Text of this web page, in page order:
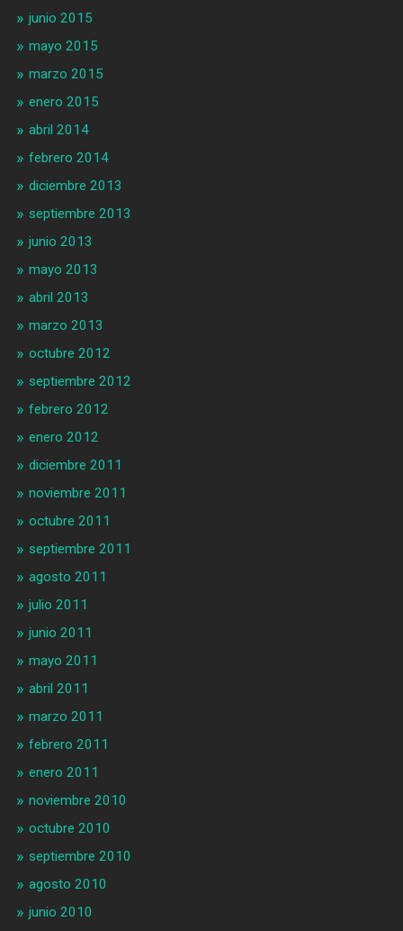
junio 2015
mayo 2015
marzo 2015
enero 2015
abril 2014
febrero 2014
diciembre 2013
septiembre 2013
junio 2013
mayo 2013
abril 2013
marzo 2013
octubre 2012
septiembre 2012
febrero 2012
enero 2012
diciembre 2011
noviembre 2011
octubre 2011
septiembre 2011
agosto 2011
julio 2011
junio 2011
mayo 2011
abril 2011
marzo 2011
febrero 2011
enero 2011
noviembre 2010
octubre 2010
septiembre 2010
agosto 2010
junio 2010